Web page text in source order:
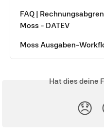
FAQ |
Moss - DATEV
Moss Ausgaben-
Hat dies deine
😞